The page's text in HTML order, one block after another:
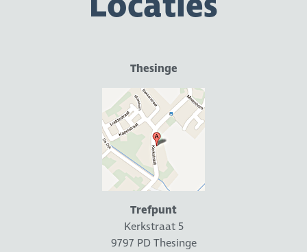
Thesinge
Trefpunt
Kerkstraat 5
9797 PD Thesinge